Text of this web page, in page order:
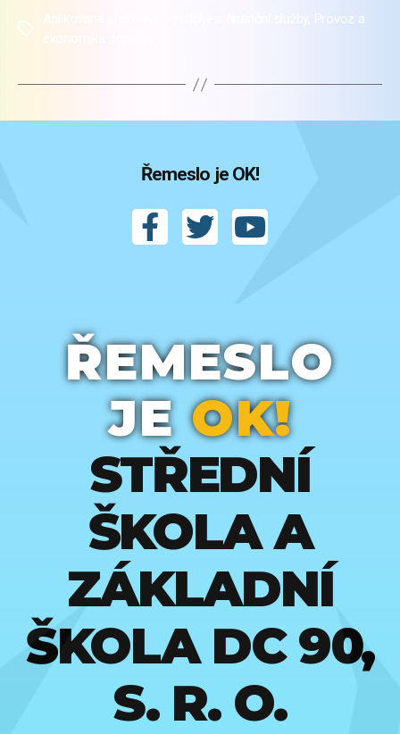
Štítky
Aplikovaná chemie
Provoz a
ekonomika dopravy
Řemeslo je OK!
ŘEMESLO
JEOK!
STŘEDNÍ
ŠKOLA A
ZÁKLADNÍ
ŠKOLA DC 90,
S. R. O.